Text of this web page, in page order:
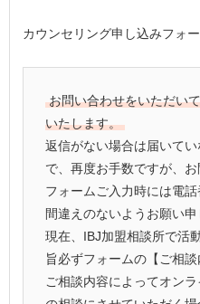
カウンセリング申し込みフォ
お問い合わせをいただい
いたします。
返信がない場合は届いて
で、再度お手数ですが、お
フォームご入力時には電
間違えのないようお願い申
現在、IBJ加盟相談所で活
旨必ずフォームの【ご相
ご相談内容によってオン